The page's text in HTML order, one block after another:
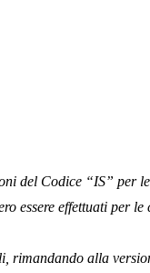
del Codice “IS” per
essere effettuati per
rimandando alla